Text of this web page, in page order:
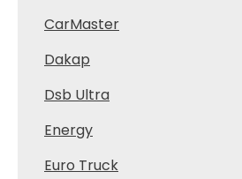
CarMaster
Dakap
Dsb Ultra
Energy
Euro Truck